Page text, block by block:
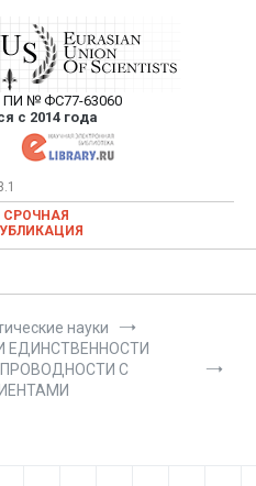
Союз Ученых —
статей в
журнале
ПИ № ФС77-63060
с 2014 года
публикация научных статей в
журнале
СРОЧНАЯ
науки
ЕДИНСТВЕННОСТИ
С